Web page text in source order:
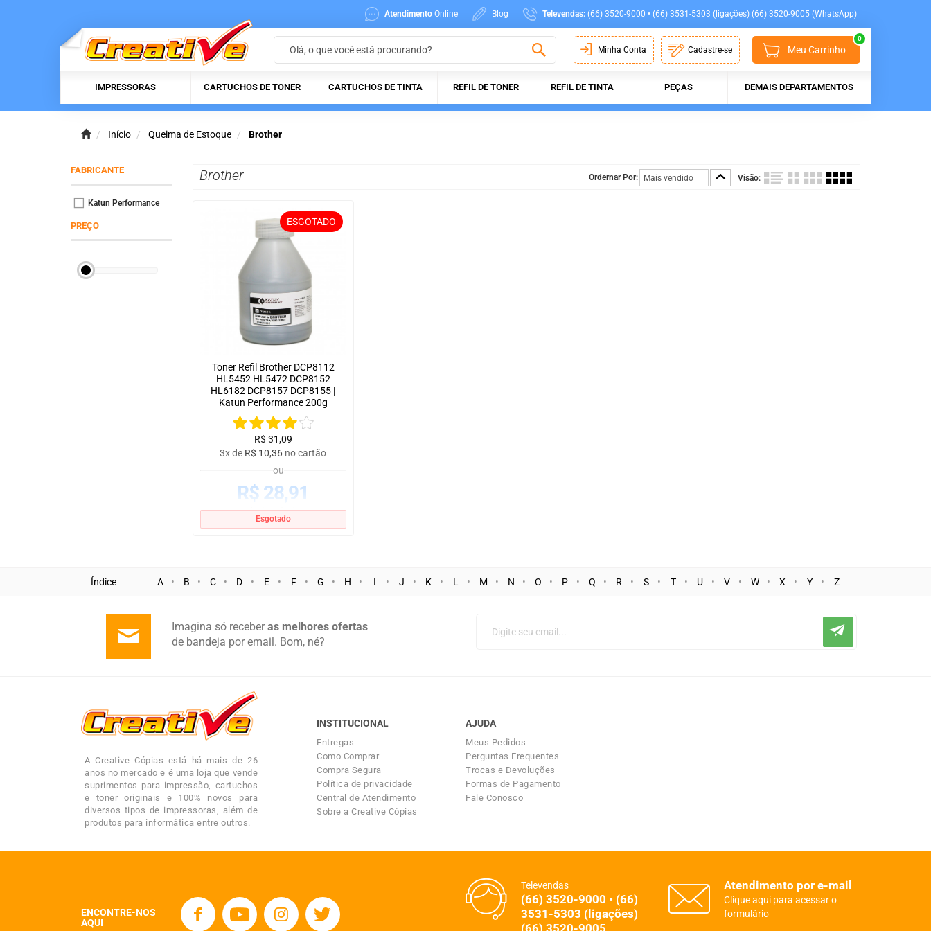
Atendimento Online Blog Televendas: (66) 3520-9000 • (66) 3531-5303 (ligações) (66) 3520-9005 (WhatsApp)
Minha Conta Cadastre-se Meu Carrinho
0
IMPRESSORAS CARTUCHOS DE TONER CARTUCHOS DE TINTA REFIL DE TONER REFIL DE TINTA PEÇAS DEMAIS DEPARTAMENTOS
Início Queima de Estoque Brother
FABRICANTE
Katun Performance
PREÇO
Brother Ordernar Por: Visão:
ESGOTADO
Toner Refil Brother DCP8112
HL5452 HL5472 DCP8152
HL6182 DCP8157 DCP8155 |
Katun Performance 200g
R$ 31,09
3x de R$ 10,36 no cartão
ou
R$ 28,91
no boleto à vista
Esgotado
Índice A B C D E F G H I J K L M N O P Q R S T U V W X Y Z
Imagina só receberas melhores ofertas
de bandeja por email. Bom, né?
A Creative Cópias está há mais de 26
anos no mercado e é uma loja que vende
suprimentos para impressão, cartuchos
e toner originais e 100% novos para
diversos tipos de impressoras, além de
produtos para informática entre outros.
INSTITUCIONAL
Entregas
Como Comprar
Compra Segura
Política de privacidade
Central de Atendimento
Sobre a Creative Cópias
AJUDA
Meus Pedidos
Perguntas Frequentes
Trocas e Devoluções
Formas de Pagamento
Fale Conosco
ENCONTRE-NOS
AQUI
Televendas
(66) 3520-9000 • (66)
3531-5303 (ligações)
(66) 3520-9005
Atendimento por e-mail
Clique aqui para acessar o
formulário